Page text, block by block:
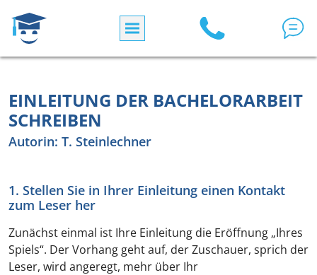
EINLEITUNG DER BACHELORARBEIT
SCHREIBEN
Autorin: T. Steinlechner
1. Stellen Sie in Ihrer Einleitung einen Kontakt
zum Leser her
Zunächst einmal ist Ihre Einleitung die Eröffnung „Ihres
Spiels“. Der Vorhang geht auf, der Zuschauer, sprich der
Leser, wird angeregt, mehr über Ihr